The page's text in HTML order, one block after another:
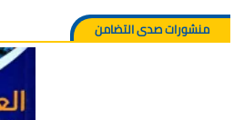
منشورات صدى التضامن